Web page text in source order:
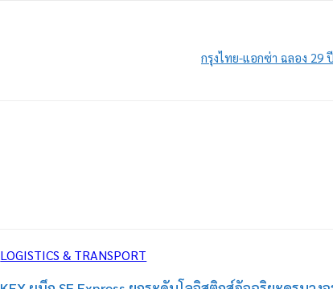
กรุงไทย-แอกซ่า ฉลอง 29
LOGISTICS & TRANSPORT